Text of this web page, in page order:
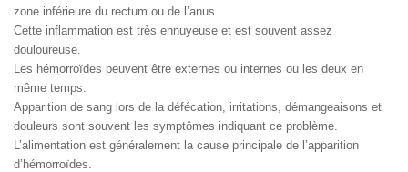
zone inférieure du rectum ou de l’anus.
Cette inflammation est très ennuyeuse et est souvent assez
douloureuse.
Les hémorroïdes peuvent être externes ou internes ou les deux en
même temps.
Apparition de sang lors de la défécation, irritations, démangeaisons et
douleurs sont souvent les symptômes indiquant ce problème.
L’alimentation est généralement la cause principale de l’apparition
d’hémorroïdes.